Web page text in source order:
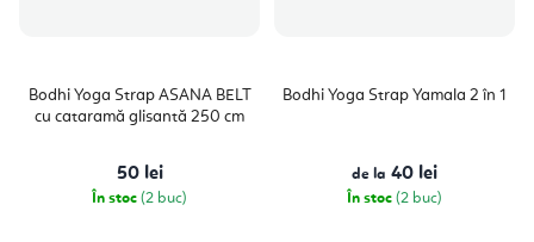
Bodhi Yoga Strap ASANA BELT
cu cataramă glisantă 250 cm
50 lei
În stoc (2 buc)
Bodhi Yoga Strap Yamala 2 în 1
de la 40 lei
În stoc (2 buc)